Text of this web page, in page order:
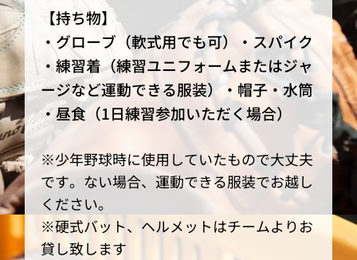
【持ち物】
・グローブ（軟式用でも可）・スパイク
・練習着（練習ユニフォームまたはジャ
ージなど運動できる服装）・帽子・水筒
・昼食（1日練習参加いただく場合）
※少年野球時に使用していたもので大丈夫
です。ない場合、運動できる服装でお越し
ください。
※硬式バット、ヘルメットはチームよりお
貸し致します